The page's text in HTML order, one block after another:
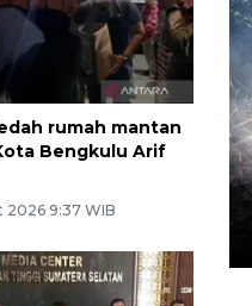
rumah mantan
Bengkulu Arif
2026 9:37 WIB
untuk bibit